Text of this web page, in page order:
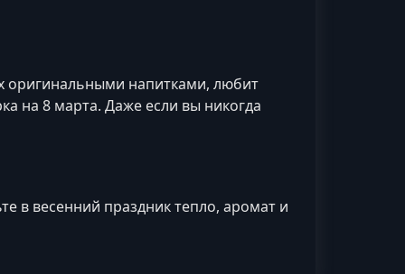
оригинальными напитками, любит
на 8 марта. Даже если вы никогда
в весенний праздник тепло, аромат и